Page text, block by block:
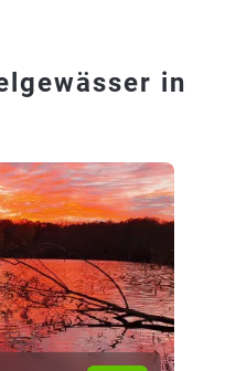
in